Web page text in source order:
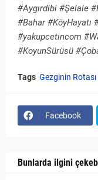
#Aygırdibi #Şelale
#Bahar #KöyHayatı
#yakupcetincom
#KoyunSürüsü
Tags Gezginin Rotası
Facebook
Bunlarda ilgini